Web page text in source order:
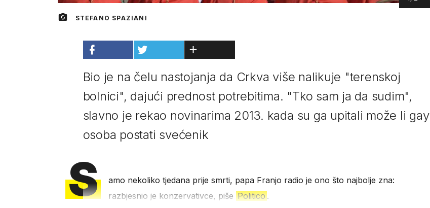
STEFANO SPAZIANI
Bio je na čelu nastojanja da Crkva više nalikuje "terenskoj
bolnici", dajući prednost potrebitima. "Tko sam ja da sudim",
slavno je rekao novinarima 2013. kada su ga upitali može li gay
osoba postati svećenik
S
amo nekoliko tjedana prije smrti, papa Franjo radio je ono što najbolje zna:
razbjesnio je konzervativce, piše Politico.